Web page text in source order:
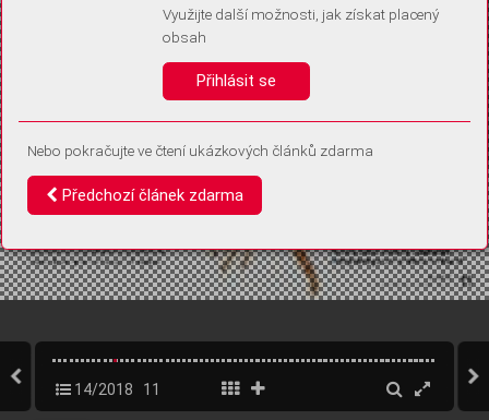
Vaše souhlasy a odmítnutí si ukládáme do vašeho zařízení, abychom se
vás už příště znovu neptali. Můžete je kdykoli později upravit ve Správě
14/2018 11
Využijte další možnosti, jak získat placený
obsah
Přihlásit se
Nebo pokračujte ve čtení ukázkových článků zdarma
Předchozí článek zdarma